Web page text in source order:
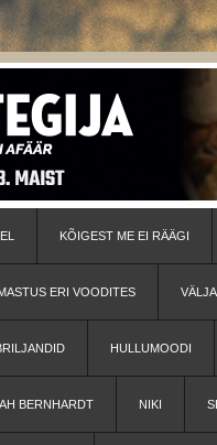
KÕIGEST ME EI RÄÄGI
ERI VOODITES
HULLUMOODI
BERNHARDT NIKI